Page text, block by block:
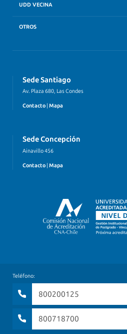
UDD VECINA
OTROS
Sede Santiago
Av. Plaza 680, Las Condes
Contacto Mapa
Sede Concepción
Ainavillo 456
Contacto Mapa
Teléfono:
800200125
800718700